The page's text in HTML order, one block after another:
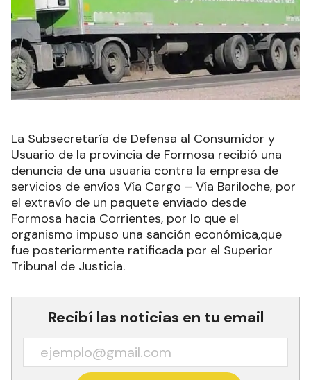
La Subsecretaría de Defensa al Consumidor y
Usuario de la provincia de Formosa recibió una
denuncia de una usuaria contra la empresa de
servicios de envíos Vía Cargo – Vía Bariloche, por
el extravío de un paquete enviado desde
Formosa hacia Corrientes, por lo que el
organismo impuso una sanción económica,que
fue posteriormente ratificada por el Superior
Tribunal de Justicia.
Recibí las noticias en tu email